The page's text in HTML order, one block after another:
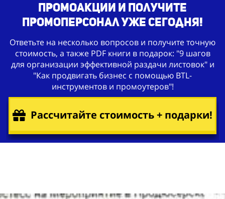
промоакции и получите
промоперсонал уже сегодня!
Ответьте на несколько вопросов и получите точную
стоимость, а также PDF книги в подарок: "9 шагов
для организации эффективной раздачи листовок" и
"Как продвигать бизнес с помощью BTL-
инструментов и промоутеров"!
Рассчитайте стоимость + подарки!